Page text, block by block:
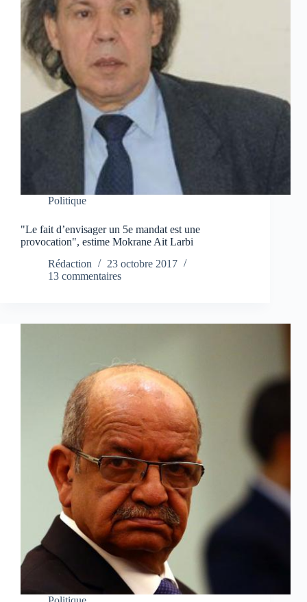
Politique
"Le fait d’envisager un 5e mandat est une
provocation", estime Mokrane Ait Larbi
Rédaction
23 octobre 2017
13 commentaires